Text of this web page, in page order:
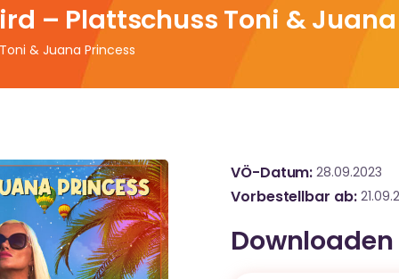
– Plattschuss Toni &
& Juana Princess
VÖ-Datum 28.09.2023
Vorbestellbar ab